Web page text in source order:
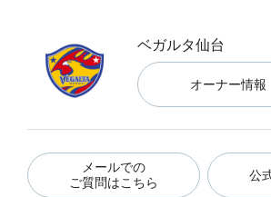
ベガルタ仙台
オーナー情報
メールでの
ご質問はこちら
公